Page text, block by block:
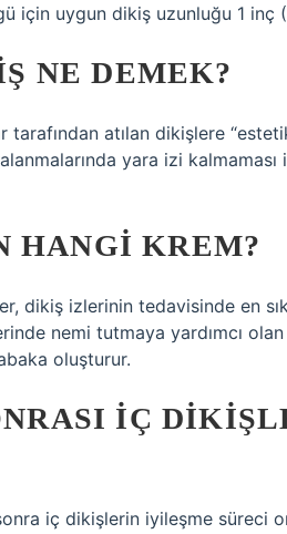
için uygun dikiş uzunluğu 1 inç
NE DEMEK?
tarafından atılan dikişlere
yara izi
KREM?
dikiş izlerinin tedavisinde en
nemi tutmaya yardımcı
oluşturur.
IÇ
iç dikişlerin iyileşme süreci